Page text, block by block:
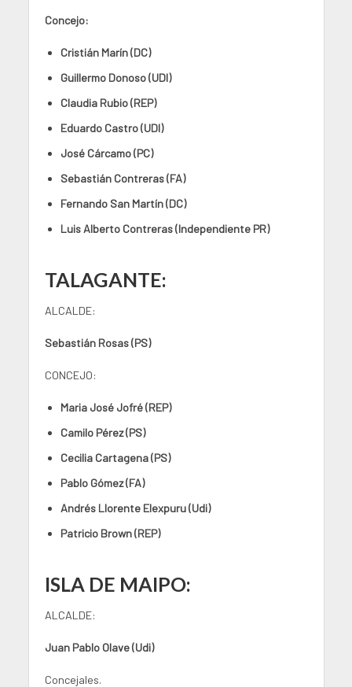
Concejo:
Cristián Marín (DC)
Guillermo Donoso (UDI)
Claudia Rubio (REP)
Eduardo Castro (UDI)
José Cárcamo (PC)
Sebastián Contreras (FA)
Fernando San Martín (DC)
Luis Alberto Contreras (Independiente PR)
TALAGANTE:
ALCALDE:
Sebastián Rosas (PS)
CONCEJO:
Maria José Jofré (REP)
Camilo Pérez (PS)
Cecilia Cartagena (PS)
Pablo Gómez (FA)
Andrés Llorente Elexpuru (Udi)
Patricio Brown (REP)
ISLA DE MAIPO:
ALCALDE:
Juan Pablo Olave (Udi)
Concejales.